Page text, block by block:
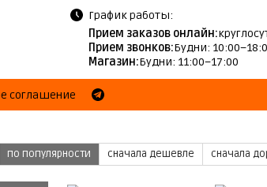
График работы:
Прием заказов онлайн:
Прием звонков:Будни:
Магазин:Будни: 11:00–17:00
соглашение
по популярности сначала дешевле сначала